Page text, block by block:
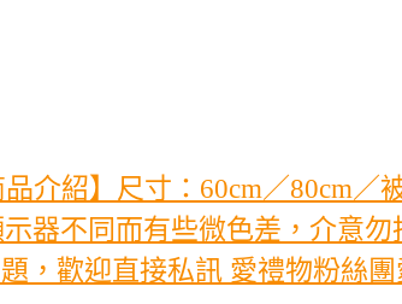
介紹】尺寸：60cm／80cm
器不同而有些微色差，介意
，歡迎直接私訊 愛禮物粉絲團